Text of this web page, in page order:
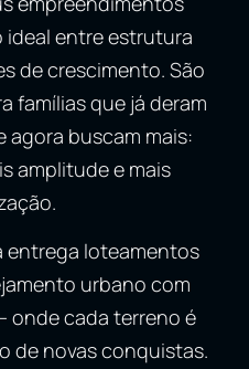
ideal entre estrutura
de crescimento. São
famílias que já deram
agora buscam mais:
amplitude e mais
entrega loteamentos
urbano com
onde cada terreno é
de novas conquistas.